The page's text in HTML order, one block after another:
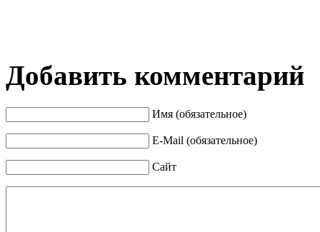
Добавить комментарий
Имя (обязательное)
E-Mail (обязательное)
Сайт